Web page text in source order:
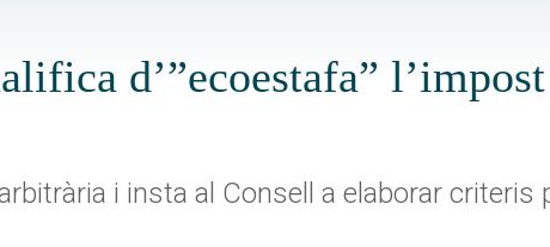
d’”ecoestafa”
i insta al Consell a elaborar criteris